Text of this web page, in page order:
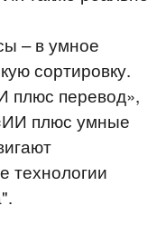
– в умное
сортировку.
плюс перевод»,
плюс умные
технологии